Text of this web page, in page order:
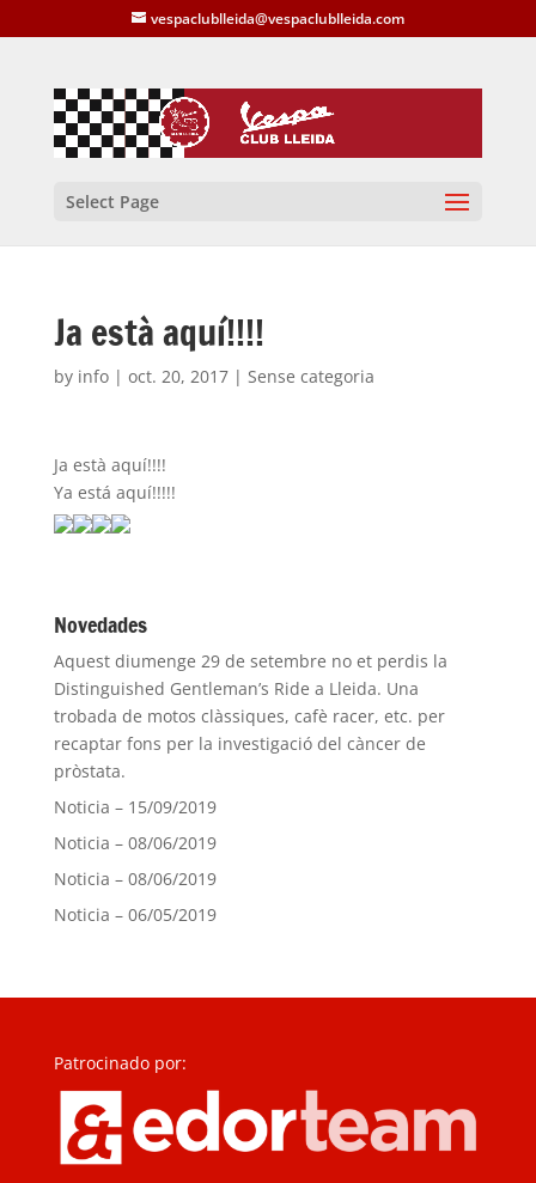
vespaclublleida@vespaclublleida.com
Select Page
Ja està aquí!!!!
by info| oct. 20, 2017| Sense categoria
Ja està aquí!!!!
Ya está aquí!!!!!
Novedades
Aquest diumenge 29 de setembre no et perdis la
Distinguished Gentleman’s Ride a Lleida. Una
trobada de motos clàssiques, cafè racer, etc. per
recaptar fons per la investigació del càncer de
pròstata.
Noticia – 15/09/2019
Noticia – 08/06/2019
Noticia – 08/06/2019
Noticia – 06/05/2019
Patrocinado por: